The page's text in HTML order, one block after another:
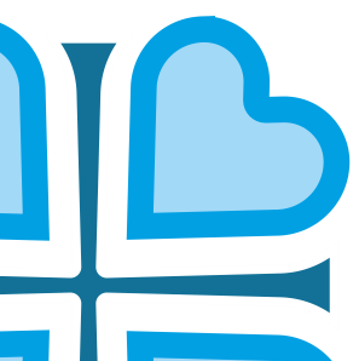
И НИКОЛАЕВСКАЯ
епископ Балаковский и